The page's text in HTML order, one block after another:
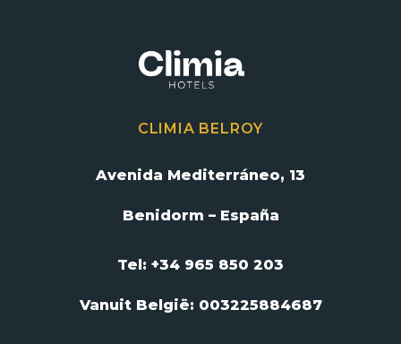
CLIMIA BELROY
Avenida Mediterráneo, 13
Benidorm – España
Tel: +34 965 850 203
Vanuit België: 003225884687